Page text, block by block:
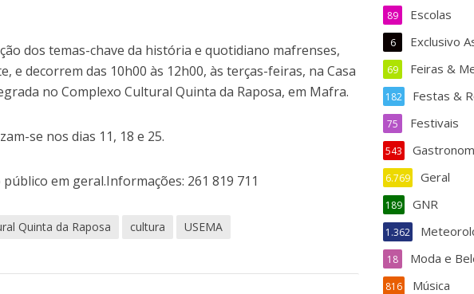
dos temas-chave da história e quotidiano mafrenses,
e decorrem das 10h00 às 12h00, às terças-feiras, na Casa
no Complexo Cultural Quinta da Raposa, em Mafra.
se nos dias 11, 18 e 25.
em geral.Informações: 261 819 711
Quinta da Raposa cultura USEMA
Escolas
89
Exclusivo
6
Feiras &
69
Festas &
182
Festivais
75
543
Geral
6.769
GNR
189
1.362
Moda e
18
Música
816